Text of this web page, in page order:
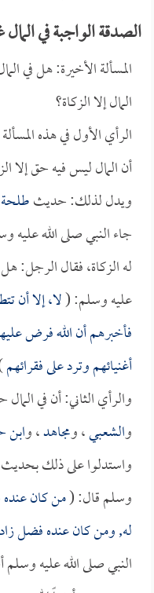
الصدقة الواجبة في المال
المسألة الأخيرة: هل في
المال إلا الزكاة؟
الرأي الأول في هذه
أن المال ليس فيه حق إلا
ويدل لذلك: حديثطلحة
جاء النبي صلى الله
له الزكاة، فقال الرجل:
عليه وسلم: (لا، إلا أن
فأخبرهم أن الله فرض
أغنيائهم وترد على فقرائهم
والرأي الثاني: أن في
والشعبي، ومجاهد، وابن
واستدلوا على ذلك
وسلم قال: (من كان
له, ومن كان عنده فضل
النبي صلى الله عليه